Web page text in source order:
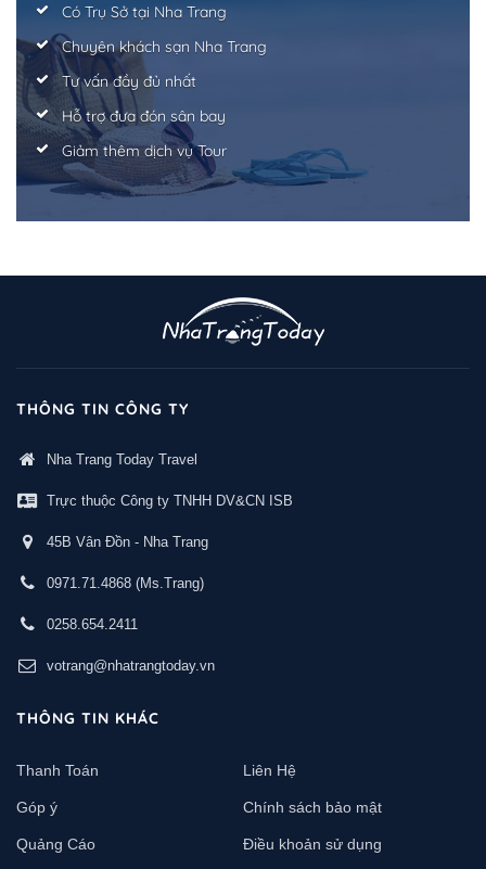
Có Trụ Sở tại Nha Trang
Chuyên khách sạn Nha Trang
Tư vấn đầy đủ nhất
Hỗ trợ đưa đón sân bay
Giảm thêm dịch vụ Tour
THÔNG TIN CÔNG TY
Nha Trang Today Travel
Trực thuộc Công ty TNHH DV&CN ISB
45B Vân Đồn - Nha Trang
0971.71.4868 (Ms.Trang)
0258.654.2411
votrang@nhatrangtoday.vn
THÔNG TIN KHÁC
Thanh Toán Liên Hệ
Góp ý Chính sách bảo mật
Quảng Cáo Điều khoản sử dụng